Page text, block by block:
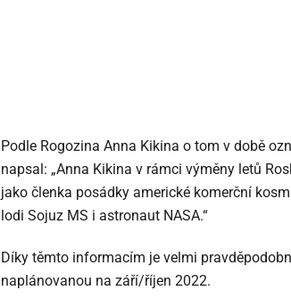
Podle Rogozina Anna Kikina o tom v době
napsal: „Anna Kikina v rámci výměny letů
jako členka posádky americké komerční
lodi Sojuz MS i astronaut NASA.“
Díky těmto informacím je velmi
naplánovanou na září/říjen 2022.